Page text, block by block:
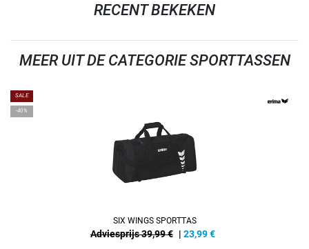
RECENT BEKEKEN
MEER UIT DE CATEGORIE SPORTTASSEN
SALE
-40%
SIX WINGS SPORTTAS
Adviesprijs 39,99 € | 23,99€